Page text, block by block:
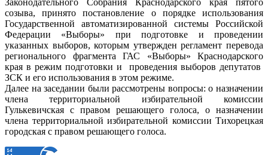
Законодательного Собрания Краснодарского края пятого
созыва, принято постановление о порядке использования
Государственной автоматизированной системы Российской
Федерации «Выборы» при подготовке и проведении
указанных выборов, которым утвержден регламент перевода
регионального фрагмента ГАС «Выборы» Краснодарского
края в режим подготовки и проведения выборов депутатов
ЗСК и его использования в этом режиме.
Далее на заседании были рассмотрены вопросы: о назначении
члена территориальной избирательной комиссии
Гулькевичская с правом решающего голоса, о назначении
члена территориальной избирательной комиссии Тихорецкая
городская с правом решающего голоса.